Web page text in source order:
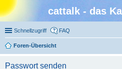
cattalk - das
Schnellzugriff FAQ
Foren-Übersicht
Passwort senden